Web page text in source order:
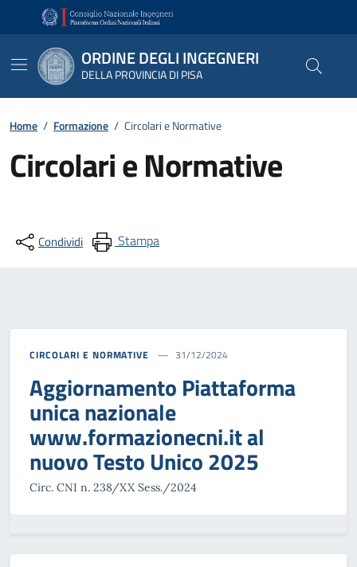
Vai ai contenuti
Vai al footer
ORDINE DEGLI INGEGNERI
DELLA PROVINCIA DI PISA
Home / Formazione / Circolari e Normative
Circolari e Normative
Condividi Stampa
CIRCOLARI E NORMATIVE 31/12/2024
Aggiornamento Piattaforma
unica nazionale
www.formazionecni.it al
nuovo Testo Unico 2025
Circ. CNI n. 238/XX Sess./2024